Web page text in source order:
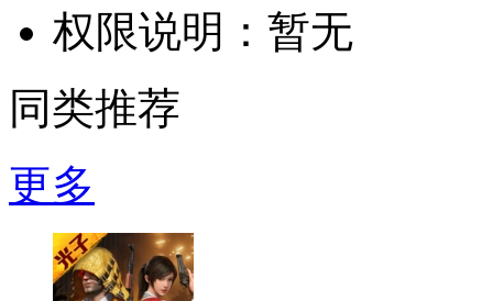
权限说明： 暂无
同类推荐
更多